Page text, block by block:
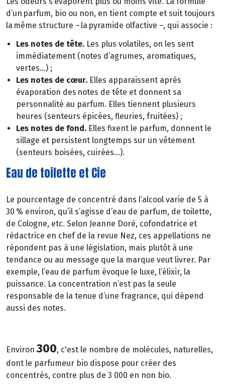
d’un parfum, bio ou non, en tient compte et suit toujours
la même structure – la pyramide olfactive –, qui associe :
Les notes de tête. Les plus volatiles, on les sent
immédiatement (notes d’agrumes, aromatiques,
vertes...) ;
Les notes de cœur. Elles apparaissent après
évaporation des notes de tête et donnent sa
personnalité au parfum. Elles tiennent plusieurs
heures (senteurs épicées, fleuries, fruitées) ;
Les notes de fond. Elles fixent le parfum, donnent le
sillage et persistent longtemps sur un vêtement
(senteurs boisées, cuirées…).
Eau de toilette et Cie
Le pourcentage de concentré dans l’alcool varie de 5 à
30 % environ, qu’il s’agisse d’eau de parfum, de toilette,
de Cologne, etc. Selon Jeanne Doré, cofondatrice et
rédactrice en chef de la revue Nez, ces appellations ne
répondent pas à une législation, mais plutôt à une
tendance ou au message que la marque veut livrer. Par
exemple, l’eau de parfum évoque le luxe, l’élixir, la
puissance. La concentration n’est pas la seule
responsable de la tenue d’une fragrance, qui dépend
aussi des notes.
Environ300, c'est le nombre de molécules, naturelles,
dont le parfumeur bio dispose pour créer des
concentrés, contre plus de 3 000 en non bio.